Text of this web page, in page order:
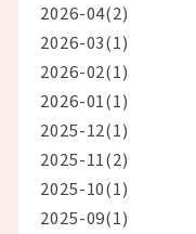
2026-04(2)
2026-03(1)
2026-02(1)
2026-01(1)
2025-12(1)
2025-11(2)
2025-10(1)
2025-09(1)